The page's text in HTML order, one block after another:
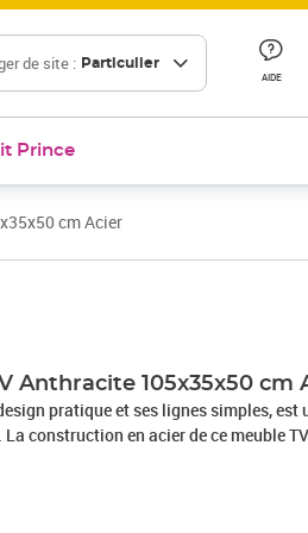
de site : Particulier
AIDE
Prince
cm Acier
Anthracite 105x35x50 cm
pratique et ses lignes simples, est
construction en acier de ce meuble
au fond pour ajuster la hauteur
pour les DVD, les magazines et